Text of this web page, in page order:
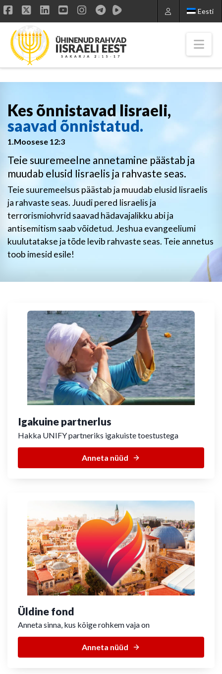
Eesti
Facebook
X LinkedIn
YouTube
Instagram
Kes õnnistavad Iisraeli,
saavad õnnistatud.
1.Moosese 12:3
Teie suuremeelne annetamine päästab ja
muudab elusid Iisraelis ja rahvaste seas.
Teie suuremeelsus päästab ja muudab elusid Iisraelis
ja rahvaste seas. Juudi pered Iisraelis ja
terrorismiohvrid saavad hädavajalikku abi ja
antisemitism saab võidetud. Jeshua evangeeliumi
kuulutatakse ja tõde levib rahvaste seas. Teie annetus
toob imesid esile!
Igakuine partnerlus
Hakka UNIFY partneriks igakuiste toestustega
Anneta nüüd
Üldine fond
Anneta sinna, kus kõige rohkem vaja on
Anneta nüüd